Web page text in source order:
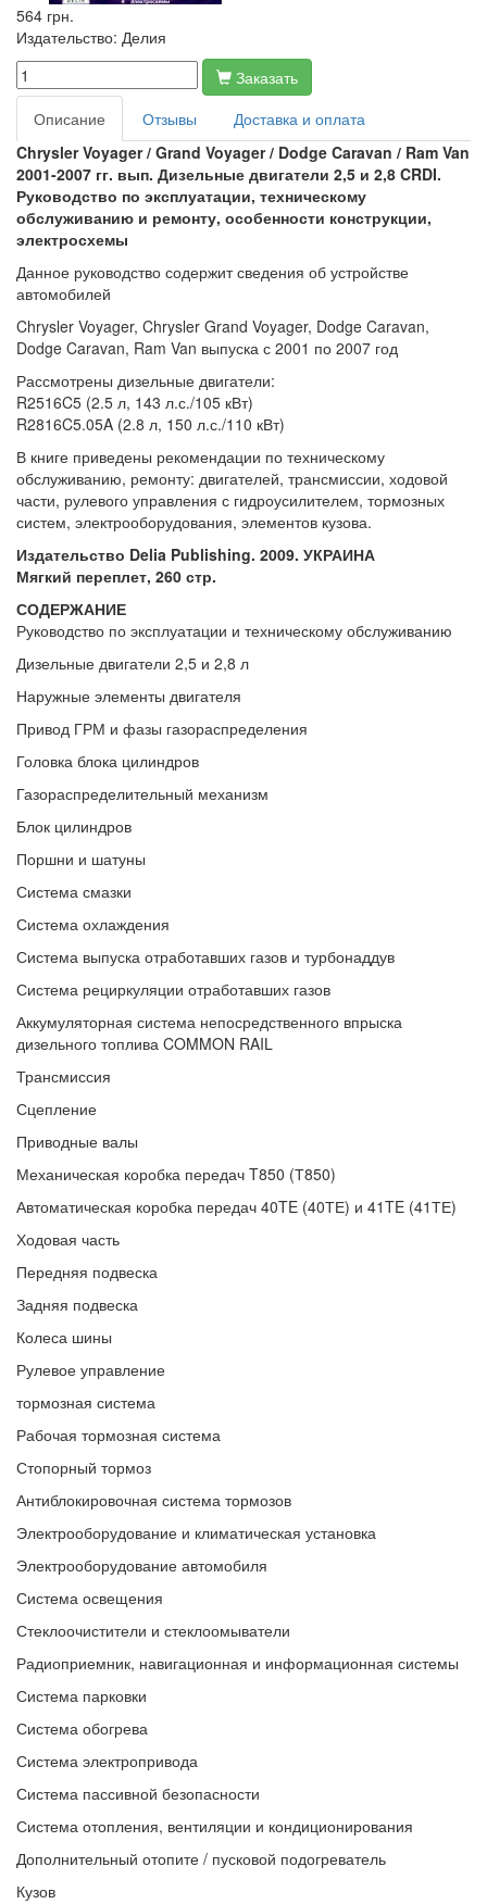
564 грн.
Издательство: Делия
Заказать
Описание
Отзывы
Доставка и оплата
Chrysler Voyager / Grand Voyager / Dodge Caravan / Ram Van
2001-2007 гг. вып. Дизельные двигатели 2,5 и 2,8 CRDI.
Руководство по эксплуатации, техническому
обслуживанию и ремонту, особенности конструкции,
электросхемы
Данное руководство содержит сведения об устройстве
автомобилей
Chrysler Voyager, Chrysler Grand Voyager, Dodge Caravan,
Dodge Caravan, Ram Van выпуска с 2001 по 2007 год
Рассмотрены дизельные двигатели:
R2516C5 (2.5 л, 143 л.с./105 кВт)
R2816C5.05A (2.8 л, 150 л.с./110 кВт)
В книге приведены рекомендации по техническому
обслуживанию, ремонту: двигателей, трансмиссии, ходовой
части, рулевого управления с гидроусилителем, тормозных
систем, электрооборудования, элементов кузова.
Издательство Delia Publishing. 2009. УКРАИНА
Мягкий переплет, 260 стр.
СОДЕРЖАНИЕ
Руководство по эксплуатации и техническому обслуживанию
Дизельные двигатели 2,5 и 2,8 л
Наружные элементы двигателя
Привод ГРМ и фазы газораспределения
Головка блока цилиндров
Газораспределительный механизм
Блок цилиндров
Поршни и шатуны
Система смазки
Система охлаждения
Система выпуска отработавших газов и турбонаддув
Система рециркуляции отработавших газов
Аккумуляторная система непосредственного впрыска
дизельного топлива COMMON RAIL
Трансмиссия
Сцепление
Приводные валы
Механическая коробка передач T850 (Т850)
Автоматическая коробка передач 40TE (40ТЕ) и 41TE (41ТЕ)
Ходовая часть
Передняя подвеска
Задняя подвеска
Колеса шины
Рулевое управление
тормозная система
Рабочая тормозная система
Стопорный тормоз
Антиблокировочная система тормозов
Электрооборудование и климатическая установка
Электрооборудование автомобиля
Система освещения
Стеклоочистители и стеклоомыватели
Радиоприемник, навигационная и информационная системы
Система парковки
Система обогрева
Система электропривода
Система пассивной безопасности
Система отопления, вентиляции и кондиционирования
Дополнительный отопите / пусковой подогреватель
Кузов